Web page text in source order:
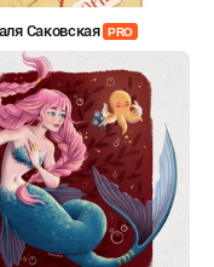
Саковская PRO